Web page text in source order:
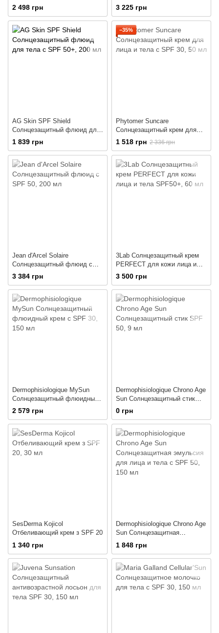
тела с SPF50
2 498 грн
лица и тела с SPF 50
3 225 грн
AG Skin SPF Shield
Солнцезащитный флюид для
тела с SPF 50+
1 839 грн
−35%
Phytomer Suncare
Солнцезащитный крем для
лица и тела с SPF 30
1 518 грн 2 336 грн
Jean d'Arcel Solaire
Солнцезащитный флюид с
SPF 50
3 384 грн
3Lab Солнцезащитный крем
PERFECT для кожи лица и
тела SPF50+
3 500 грн
Dermophisiologique MySun
Солнцезащитный флюидный
крем с SPF 30
2 579 грн
Dermophisiologique Chrono Age
Sun Солнцезащитный стик
SPF 50
0 грн
SesDerma Kojicol
Отбеливающий крем з SPF 20
1 340 грн
Dermophisiologique Chrono Age
Sun Солнцезащитная
эмульсия для лица и тела с
1 848 грн